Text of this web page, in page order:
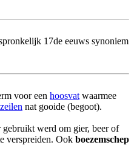
17de eeuws synoniem
voor een hoosvatwaarmee
zeilen nat gooide (begoot).
gebruikt werd om gier, beer of
verspreiden. Ook boezemschep